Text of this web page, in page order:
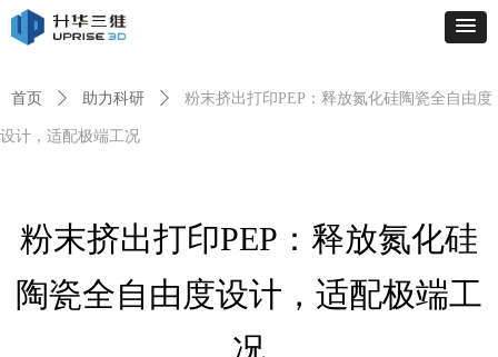
粉末挤出打印PEP：释放氮化硅
陶瓷全自由度设计，适配极端工
首页 ꄲ 助力科研 ꄲ 粉末挤出打印PEP：释放氮化硅陶瓷全自由度
设计，适配极端工况